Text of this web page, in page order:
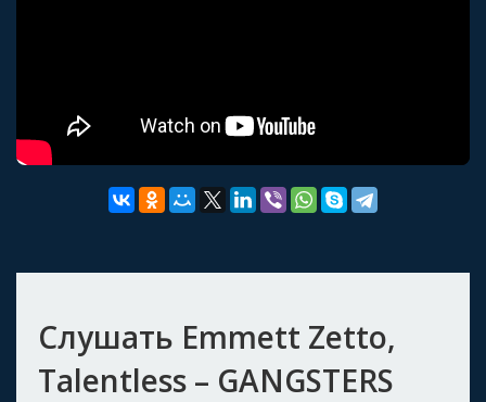
Слушать Emmett Zetto,
Talentless – GANGSTERS